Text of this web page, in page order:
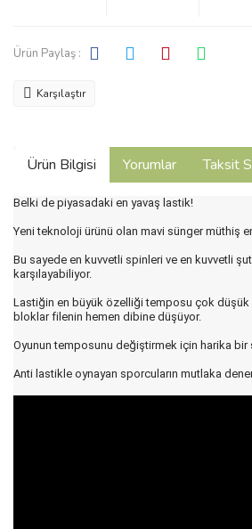
Ürün Paylaş :
Karşılaştır
Ürün Bilgisi Yorumlar Taksit
Belki de piyasadaki en yavaş lastik!
Yeni teknoloji ürünü olan mavi sünger müthiş
Bu sayede en kuvvetli spinleri ve en kuvvetli
karşılayabiliyor.
Lastiğin en büyük özelliği temposu çok düşük
bloklar filenin hemen dibine düşüyor.
Oyunun temposunu değiştirmek için harika bir
Anti lastikle oynayan sporcuların mutlaka